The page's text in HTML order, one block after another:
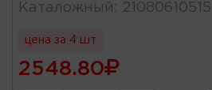
Каталожный : 210806105151
цена за 4 шт
2548.80